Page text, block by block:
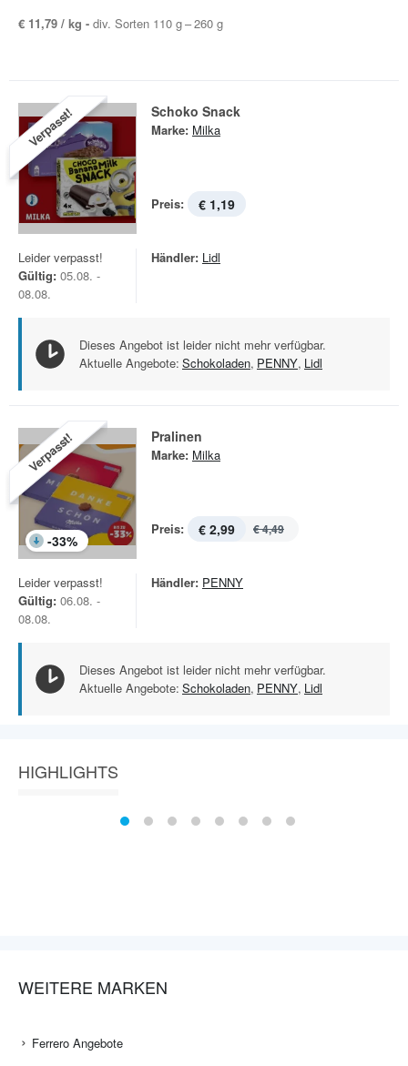
€ 11,79 / kg - div. Sorten 110 g – 260 g
Verpasst! Schoko Snack
Marke: Milka
Preis: € 1,19
Leider verpasst!
Gültig: 05.08. -
08.08.
Händler: Lidl
Dieses Angebot ist leider nicht mehr verfügbar.
Aktuelle Angebote: Schokoladen, PENNY, Lidl
Verpasst!
-33%
Pralinen
Marke: Milka
Preis: € 2,99 € 4,49
Leider verpasst!
Gültig: 06.08. -
08.08.
Händler: PENNY
Dieses Angebot ist leider nicht mehr verfügbar.
Aktuelle Angebote: Schokoladen, PENNY, Lidl
HIGHLIGHTS